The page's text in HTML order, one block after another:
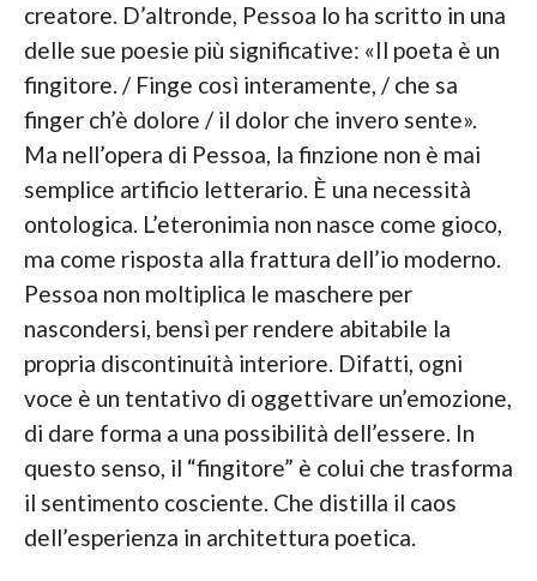
creatore. D’altronde, Pessoa lo ha scritto in una
delle sue poesie più significative: «Il poeta è un
fingitore. / Finge così interamente, / che sa
finger ch’è dolore / il dolor che invero sente».
Ma nell’opera di Pessoa, la finzione non è mai
semplice artificio letterario. È una necessità
ontologica. L’eteronimia non nasce come gioco,
ma come risposta alla frattura dell’io moderno.
Pessoa non moltiplica le maschere per
nascondersi, bensì per rendere abitabile la
propria discontinuità interiore. Difatti, ogni
voce è un tentativo di oggettivare un’emozione,
di dare forma a una possibilità dell’essere. In
questo senso, il “fingitore” è colui che trasforma
il sentimento cosciente. Che distilla il caos
dell’esperienza in architettura poetica.